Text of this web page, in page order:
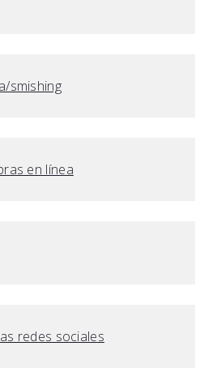
smishing
en línea
redes sociales